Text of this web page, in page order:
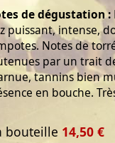
de dégustation :
puissant, intense,
Notes de
par un trait
tannins bien
en bouche.
bouteille 14,50 €